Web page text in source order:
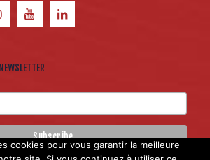
cookies pour vous garantir la meilleure